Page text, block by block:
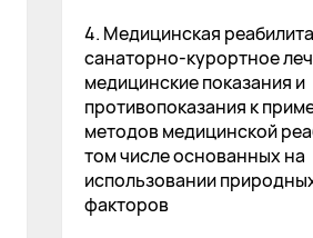
4. Медицинская
санаторно-курортное
медицинские показания и
противопоказания к
методов медицинской
том числе основанных на
использовании
факторов